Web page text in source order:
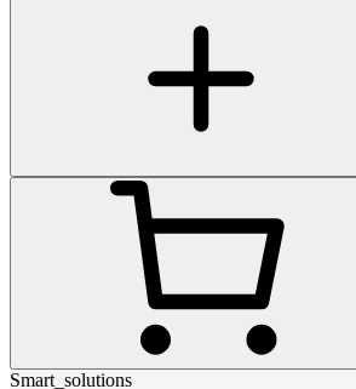
Smart_solutions